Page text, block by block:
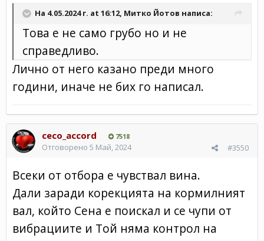
На 4.05.2024 г. at 16:12, Митко Йотов написа:
Това е не само грубо но и не
справедливо.
Лично от него казано преди много
години, иначе не бих го написал.
ceco_accord 7518
#3550
Отговорено 5 Май, 2024
Всеки от отбора е чувствал вина.
Дали заради корекцията на кормилният
вал, който Сена е поискал и се чупи от
вибрациите и Той няма контрол на